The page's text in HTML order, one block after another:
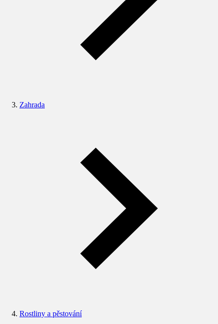
Zahrada
Rostliny a pěstování